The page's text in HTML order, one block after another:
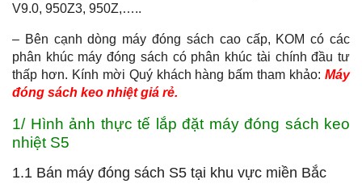
V9.0, 950Z3, 950Z,…..
– Bên cạnh dòng máy đóng sách cao cấp, KOM có các
phân khúc máy đóng sách có phân khúc tài chính đầu tư
thấp hơn. Kính mời Quý khách hàng bấm tham khảo: Máy
đóng sách keo nhiệt giá rẻ.
1/ Hình ảnh thực tế lắp đặt máy đóng sách keo
nhiệt S5
1.1 Bán máy đóng sách S5 tại khu vực miền Bắc